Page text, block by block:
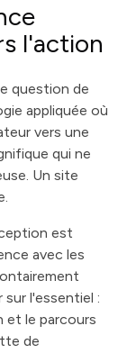
l'action
question de
appliquée où
vers une
qui ne
Un site
est
avec les
l'essentiel :
et le parcours
de